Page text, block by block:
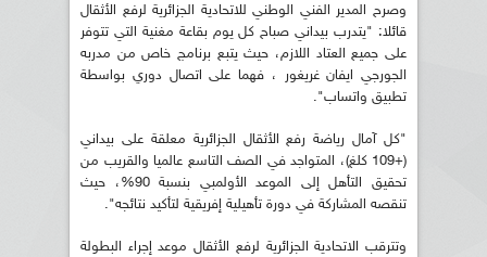
وصرح المدير الفني الوطني للاتحادية الجزائرية لرفع الأثقال
قائلا: "يتدرب بيداني صباح كل يوم بقاعة مغنية التي تتوفر
على جميع العتاد اللازم، حيث يتبع برنامج خاص من مدربه
الجورجي ايفان غريغور ، فهما على اتصال دوري بواسطة
تطبيق واتساب".
"كل آمال رياضة رفع الأثقال الجزائرية معلقة على بيداني
(+109 كلغ)، المتواجد في الصف التاسع عالميا والقريب من
تحقيق التأهل إلى الموعد الأولمبي بنسبة 90%، حيث
تنقصه المشاركة في دورة تأهيلية إفريقية لتأكيد نتائجه".
وتترقب الاتحادية الجزائرية لرفع الأثقال موعد إجراء البطولة